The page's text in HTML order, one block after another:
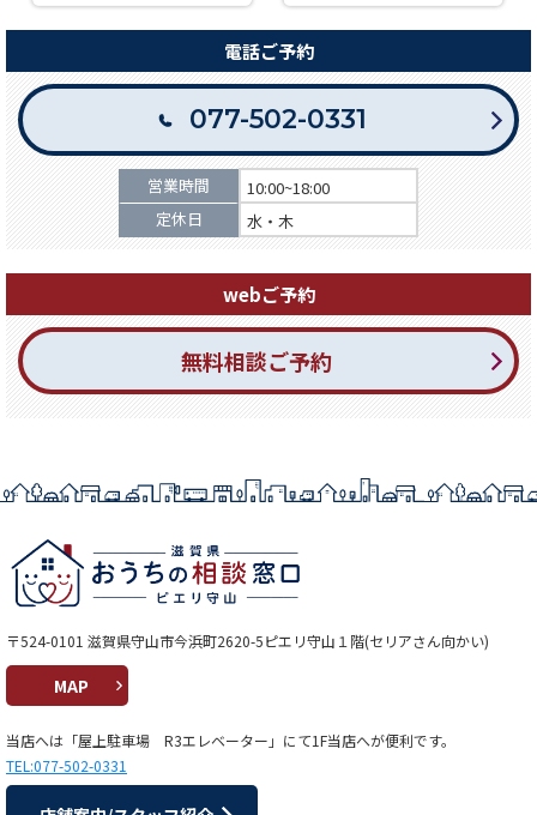
電話ご予約
077-502-0331
営業時間
10:00~18:00
定休日
水・木
webご予約
無料相談ご予約
〒524-0101 滋賀県守山市今浜町2620-5ピエリ守山１階(セリアさん向かい)
MAP
当店へは「屋上駐車場 R3エレベーター」にて1F当店へが便利です。
TEL:077-502-0331